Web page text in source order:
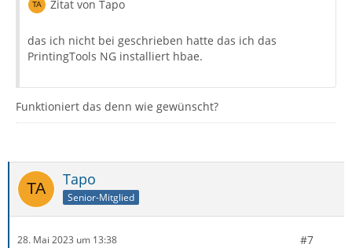
Zitat von Tapo
das ich nicht bei geschrieben hatte das ich das
PrintingTools NG installiert hbae.
Funktioniert das denn wie gewünscht?
Tapo
Senior-Mitglied
28. Mai 2023 um 13:38 #7